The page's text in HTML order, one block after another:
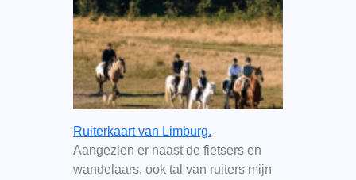
Ruiterkaart van Limburg.
Aangezien er naast de fietsers en
wandelaars, ook tal van ruiters mijn